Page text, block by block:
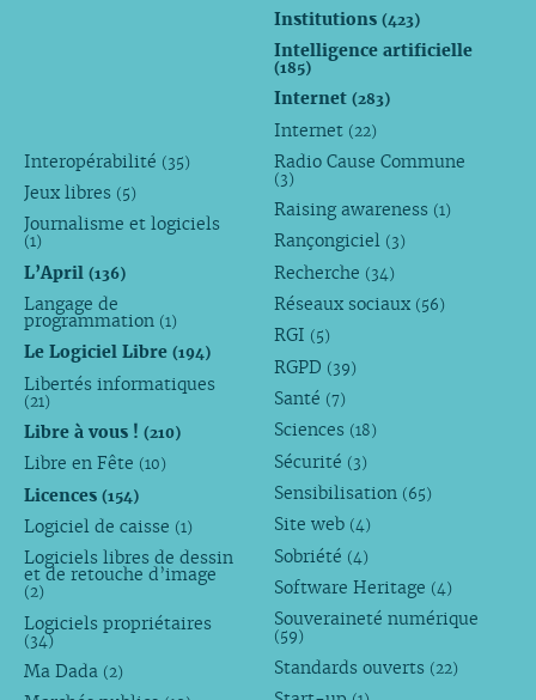
Institutions(423)
Intelligence artificielle
(185)
Internet(283)
Internet (22)
Interopérabilité (35)
Jeux libres (5)
Journalisme et logiciels
(1)
L’April (136)
Langage de
programmation (1)
Le Logiciel Libre (194)
Libertés informatiques
(21)
Libre à vous ! (210)
Libre en Fête (10)
Licences (154)
Logiciel de caisse (1)
Logiciels libres de dessin
et de retouche d’image
(2)
Logiciels propriétaires
(34)
Ma Dada (2)
Radio Cause Commune
(3)
Raising awareness (1)
Rançongiciel (3)
Recherche (34)
Réseaux sociaux (56)
RGI (5)
RGPD (39)
Santé (7)
Sciences (18)
Sécurité (3)
Sensibilisation (65)
Site web (4)
Sobriété (4)
Software Heritage (4)
Souveraineté numérique
(59)
Standards ouverts (22)